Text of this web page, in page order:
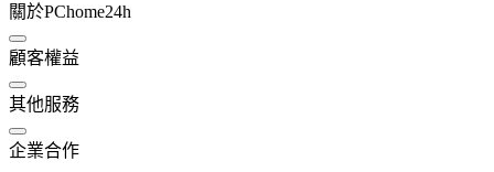
關於PChome24h
顧客權益
其他服務
企業合作